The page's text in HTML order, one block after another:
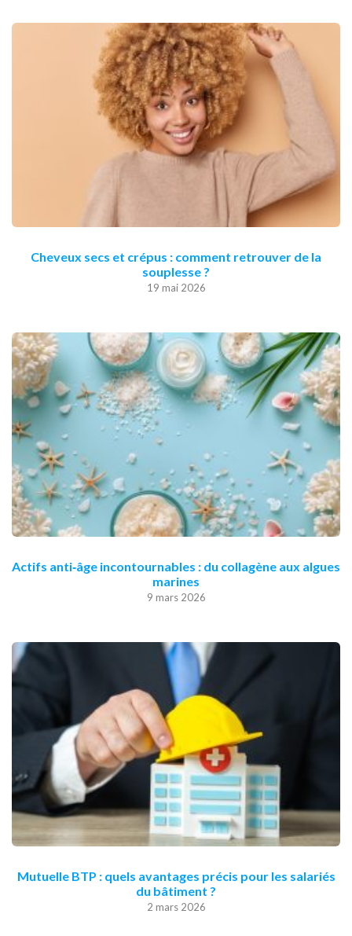
Cheveux secs et crépus : comment retrouver de la
souplesse ?
19 mai 2026
Actifs anti‑âge incontournables : du collagène aux algues
marines
9 mars 2026
Mutuelle BTP : quels avantages précis pour les salariés
du bâtiment ?
2 mars 2026